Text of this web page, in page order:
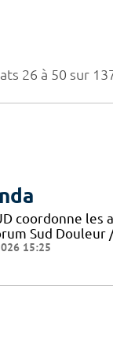
26 à 50 sur
coordonne
Sud Douleur
15:25